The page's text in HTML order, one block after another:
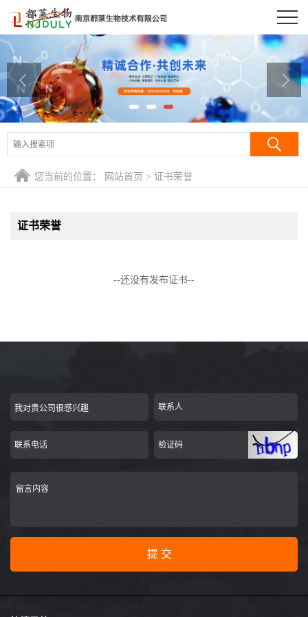
公司首页
公司介绍
公司动态
产品展厅
证书荣誉
您当前的位置： 网站首页 > 证书荣誉
证书荣誉
--还没有发布证书--